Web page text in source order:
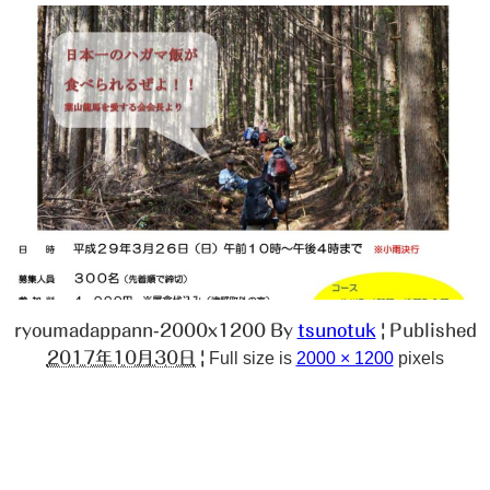
ryoumadappann-2000x1200 By tsunotuk | Published
2017年10月30日 | Full size is 2000 × 1200pixels